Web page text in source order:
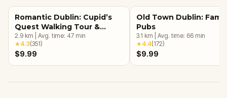
Romantic Dublin: Cupid’s
Quest Walking Tour &
Escape Game
2.9 km Avg. time: 47 min
★4.3(351)
$9.99
Old Town Dublin:
Pubs
3.1 km Avg. time: 66 min
★4.4(172)
$9.99